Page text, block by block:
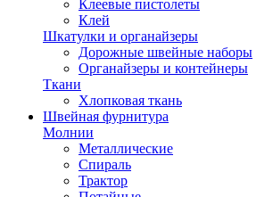
Клеевые пистолеты
Клей
Шкатулки и органайзеры
Дорожные швейные наборы
Органайзеры и контейнеры
Ткани
Хлопковая ткань
Швейная фурнитура
Молнии
Металлические
Спираль
Трактор